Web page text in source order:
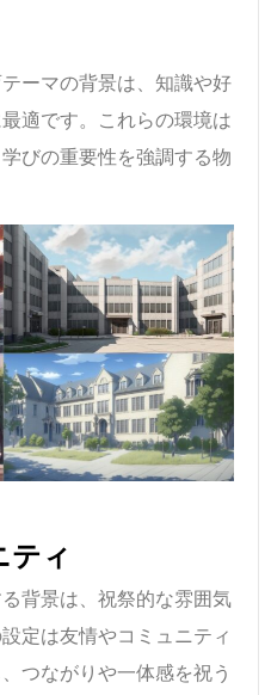
ーマの背景は、知識や好
適です。これらの環境は
びの重要性を強調する物
ティ
背景は、祝祭的な雰囲気
定は友情やコミュニティ
つながりや一体感を祝う